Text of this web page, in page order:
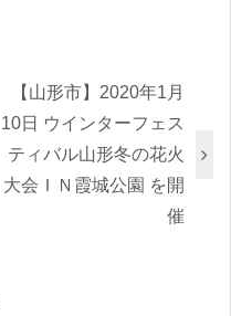
【山形市】2020年1月
10日 ウインターフェス
ティバル山形冬の花火
大会ＩＮ霞城公園 を開
催